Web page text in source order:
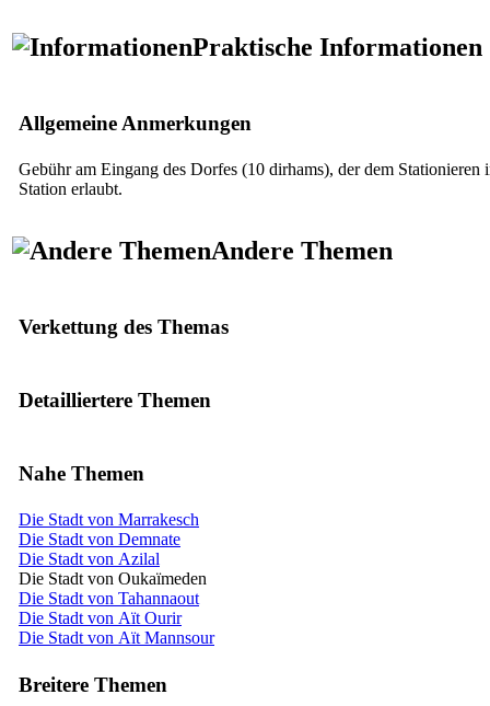
Praktische Informationen
Allgemeine Anmerkungen
Gebühr am Eingang des Dorfes (10 dirhams), der dem Stationieren
Station erlaubt.
Andere Themen
Verkettung des Themas
Detailliertere Themen
Nahe Themen
Die Stadt von Marrakesch
Die Stadt von Demnate
Die Stadt von Azilal
Die Stadt von Oukaïmeden
Die Stadt von Tahannaout
Die Stadt von Aït Ourir
Die Stadt von Aït Mannsour
Breitere Themen